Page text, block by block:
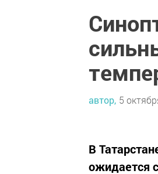
автор, 5
В
ожидается